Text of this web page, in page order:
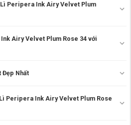
Peripera Ink Airy Velvet Plum
Airy Velvet Plum Rose 34 với
Đẹp Nhất
Peripera Ink Airy Velvet Plum Rose